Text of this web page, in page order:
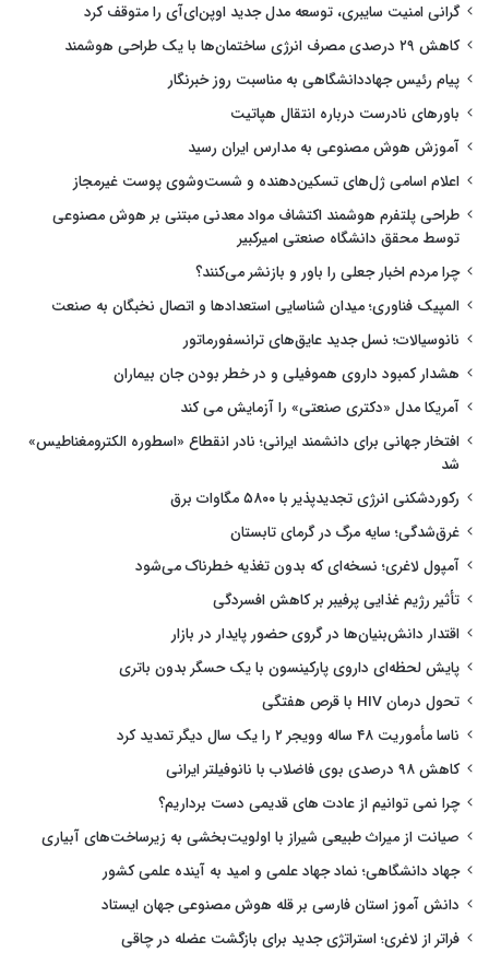
گرانی امنیت سایبری، توسعه مدل جدید اوپن‌ای‌آی را متوقف کرد
کاهش ۲۹ درصدی مصرف انرژی ساختمان‌ها با یک طراحی هوشمند
پیام رئیس جهاددانشگاهی به مناسبت روز خبرنگار
باورهای نادرست درباره انتقال هپاتیت
آموزش هوش مصنوعی به مدارس ایران رسید
اعلام اسامی ژل‌های تسکین‌دهنده و شست‌وشوی پوست غیرمجاز
طراحی پلتفرم هوشمند اکتشاف مواد معدنی مبتنی بر هوش مصنوعی
توسط محقق دانشگاه صنعتی امیرکبیر
چرا مردم اخبار جعلی را باور و بازنشر می‌کنند؟
المپیک فناوری؛ میدان شناسایی استعدادها و اتصال نخبگان به صنعت
نانوسیالات؛ نسل جدید عایق‌های ترانسفورماتور
هشدار کمبود داروی هموفیلی و در خطر بودن جان بیماران
آمریکا مدل «دکتری صنعتی» را آزمایش می کند
افتخار جهانی برای دانشمند ایرانی؛ نادر انقطاع «اسطوره الکترومغناطیس»
شد
رکوردشکنی انرژی تجدیدپذیر با ۵۸۰۰ مگاوات برق
غرق‌شدگی؛ سایه مرگ در گرمای تابستان
آمپول لاغری؛ نسخه‌ای که بدون تغذیه خطرناک می‌شود
تأثیر رژیم غذایی پرفیبر بر کاهش افسردگی
اقتدار دانش‌بنیان‌ها در گروی حضور پایدار در بازار
پایش لحظه‌ای داروی پارکینسون با یک حسگر بدون باتری
تحول درمان HIV با قرص هفتگی
ناسا مأموریت ۴۸ ساله وویجر ۲ را یک سال دیگر تمدید کرد
کاهش ۹۸ درصدی بوی فاضلاب با نانوفیلتر ایرانی
چرا نمی توانیم از عادت های قدیمی دست برداریم؟
صیانت از میراث طبیعی شیراز با اولویت‌بخشی به زیرساخت‌های آبیاری
جهاد دانشگاهی؛ نماد جهاد علمی و امید به آینده علمی کشور
دانش آموز استان فارسی بر قله هوش مصنوعی جهان ایستاد
فراتر از لاغری؛ استراتژی جدید برای بازگشت عضله در چاقی